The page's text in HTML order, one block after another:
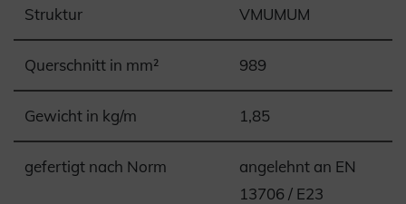
Struktur VMUMUM
Querschnitt in mm² 989
Gewicht in kg/m 1,85
gefertigt nach Norm
angelehnt an EN
13706 / E23